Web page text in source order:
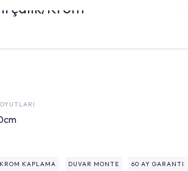
Krom
KROM KAPLAMA DUVAR MONTE 60 AY GARANTI